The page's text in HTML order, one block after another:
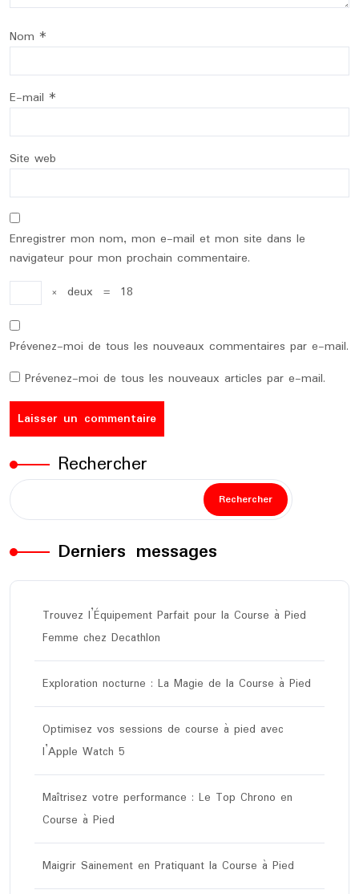
Nom *
E-mail *
Site web
Enregistrer mon nom, mon e-mail et mon site dans le
navigateur pour mon prochain commentaire.
× deux = 18
Prévenez-moi de tous les nouveaux commentaires par e-mail.
Prévenez-moi de tous les nouveaux articles par e-mail.
Rechercher
Rechercher
Derniers messages
Trouvez l’Équipement Parfait pour la Course à Pied
Femme chez Decathlon
Exploration nocturne : La Magie de la Course à Pied
Optimisez vos sessions de course à pied avec
l’Apple Watch 5
Maîtrisez votre performance : Le Top Chrono en
Course à Pied
Maigrir Sainement en Pratiquant la Course à Pied